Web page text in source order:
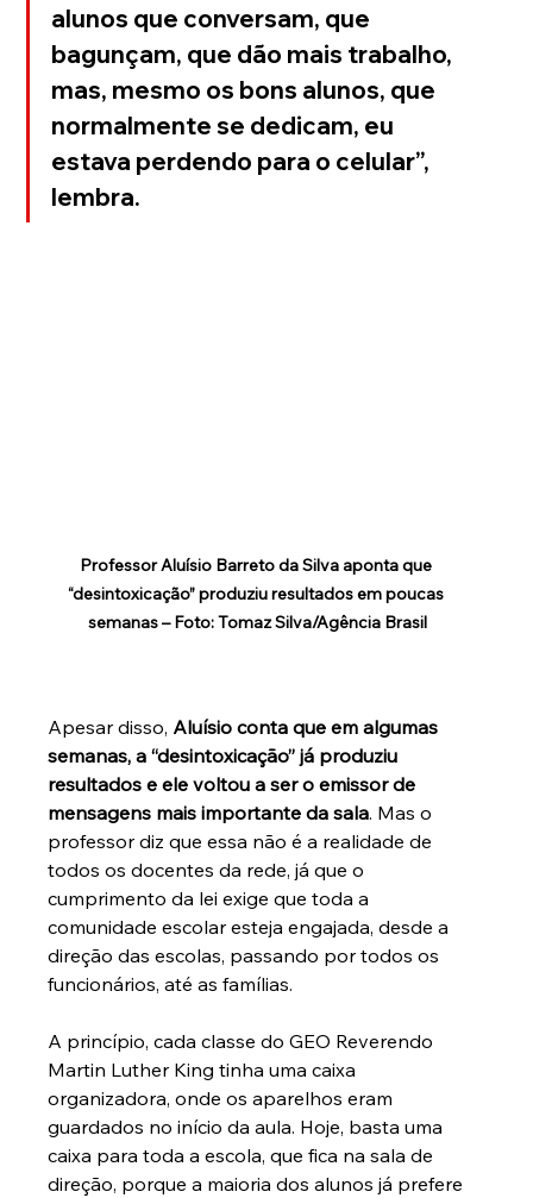
alunos que conversam, que
bagunçam, que dão mais trabalho,
mas, mesmo os bons alunos, que
normalmente se dedicam, eu
estava perdendo para o celular”,
lembra.
Professor Aluísio Barreto da Silva aponta que
“desintoxicação” produziu resultados em poucas
semanas – Foto: Tomaz Silva/Agência Brasil
Apesar disso, Aluísio conta que em algumas
semanas, a “desintoxicação” já produziu
resultados e ele voltou a ser o emissor de
mensagens mais importante da sala. Mas o
professor diz que essa não é a realidade de
todos os docentes da rede, já que o
cumprimento da lei exige que toda a
comunidade escolar esteja engajada, desde a
direção das escolas, passando por todos os
funcionários, até as famílias.
A princípio, cada classe do GEO Reverendo
Martin Luther King tinha uma caixa
organizadora, onde os aparelhos eram
guardados no início da aula. Hoje, basta uma
caixa para toda a escola, que fica na sala de
direção, porque a maioria dos alunos já prefere